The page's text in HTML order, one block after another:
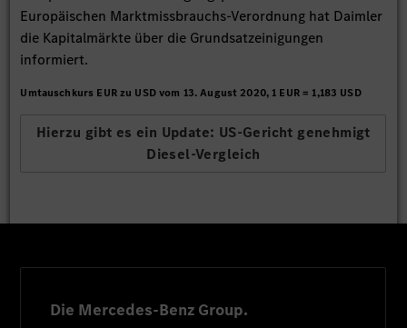
Europäischen Marktmissbrauchs-Verordnung hat Daimler
die Kapitalmärkte über die Grundsatzeinigungen
informiert.
Umtauschkurs EUR zu USD vom 13. August 2020, 1 EUR = 1,183 USD
Hierzu gibt es ein Update: US-Gericht genehmigt
Diesel-Vergleich
Die Mercedes-Benz Group.